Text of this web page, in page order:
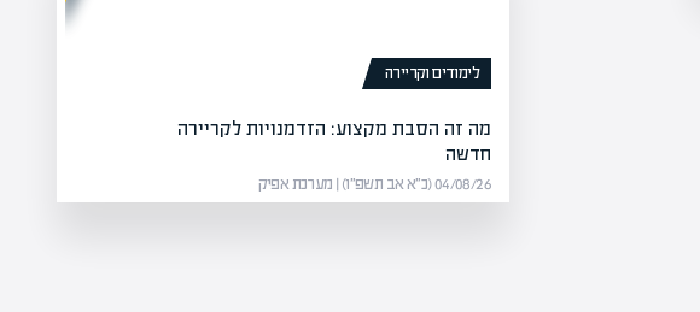
לימודים וקריירה
מה זה הסבת מקצוע: הזדמנויות לקריירה
חדשה
04/08/26 (כ״א אב תשפ״ו) | מערכת אפיק